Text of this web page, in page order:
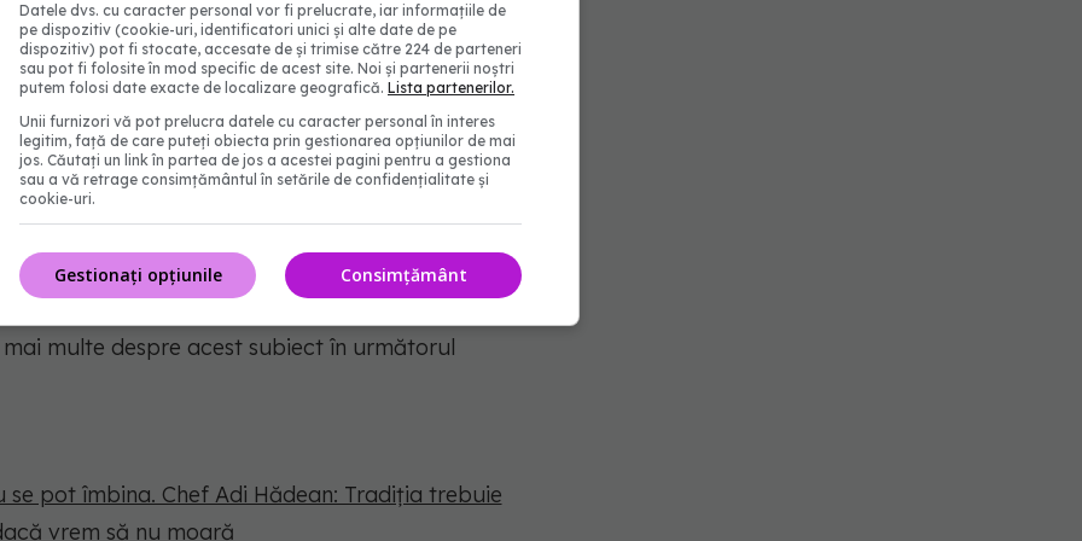
este în regulă, nu este ceva rău”, însă
și să nu ne uităm rădăcinile, să nu uităm
noi un pui, o tocăniță.
de evoluție, există eforturi constante de a
astfel încât să nu fie pierdute în valul
în zeama de la salata de roșii și castraveți, să
pierdem ciorba de urzici
multe despre acest subiect în următorul
se pot îmbina. Chef Adi Hădean: Tradiția trebuie
vrem să nu moară
Datele dvs. cu caracter personal vor fi prelucrate, iar informațiile de
pe dispozitiv (cookie-uri, identificatori unici și alte date de pe
dispozitiv) pot fi stocate, accesate de și trimise către 224 de parteneri
sau pot fi folosite în mod specific de acest site. Noi și partenerii noștri
putem folosi date exacte de localizare geografică. Lista partenerilor.
Unii furnizori vă pot prelucra datele cu caracter personal în interes
legitim, față de care puteți obiecta prin gestionarea opțiunilor de mai
jos. Căutați un link în partea de jos a acestei pagini pentru a gestiona
sau a vă retrage consimțământul în setările de confidențialitate și
cookie-uri.
Consimțământ
Gestionați opțiunile